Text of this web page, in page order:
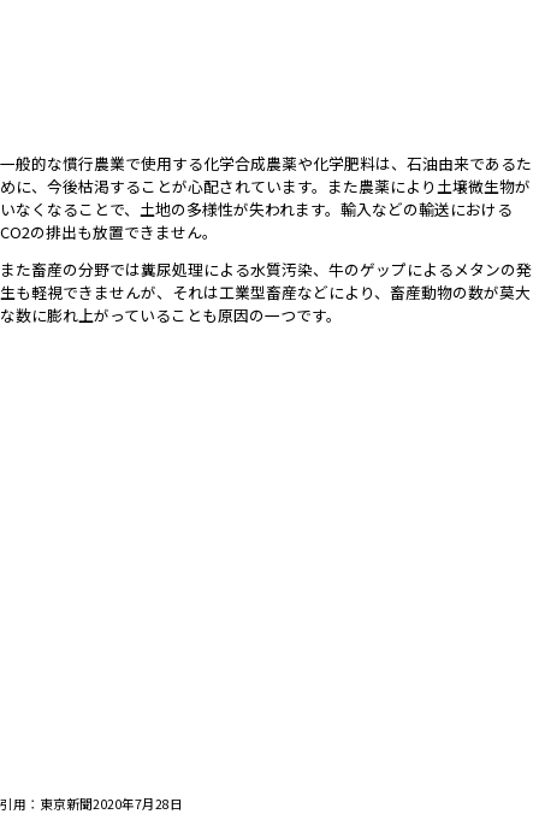
一般的な慣行農業で使用する化学合成農薬や化学肥料は、石油由来であるた
めに、今後枯渇することが心配されています。また農薬により土壌微生物が
いなくなることで、土地の多様性が失われます。輸入などの輸送における
CO2の排出も放置できません。
また畜産の分野では糞尿処理による水質汚染、牛のゲップによるメタンの発
生も軽視できませんが、それは工業型畜産などにより、畜産動物の数が莫大
な数に膨れ上がっていることも原因の一つです。
引用：東京新聞2020年7月28日